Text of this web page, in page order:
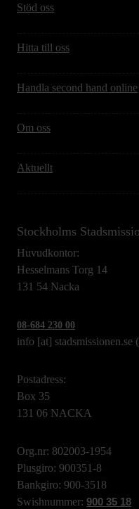
Stöd oss
Hitta till oss
Handla second hand online
Om oss
Aktuellt
Stockholms
Huvudkontor:
Hesselmans Torg 14
131 54 Nacka
08-684 230 00
info [at] stadsmissionen.se
Postadress:
Box 35
131 06 NACKA
Org.nr: 802003-1954
Plusgiro: 900351-8
Bankgiro: 900-3518
Swishnummer: 900 35 18